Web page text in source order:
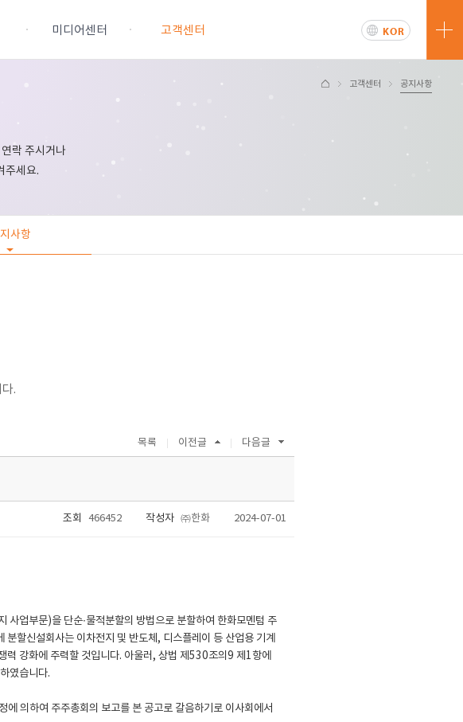
미디어센터
보도자료
고객센터
KOR
고객센터 공지사항
락 주시거나
주세요.
사항
.
목록 이전글 다음글
조회 466452 작성자 ㈜한화 2024-07-01
업부문)을 단순∙물적분할의 방법으로 분할하여 한화모멘텀 주
할신설회사는 이차전지 및 반도체, 디스플레이 등 산업용 기계
력 강화에 주력할 것입니다. 아울러, 상법 제530조의9 제1항에
였습니다.
의하여 주주총회의 보고를 본 공고로 갈음하기로 이사회에서